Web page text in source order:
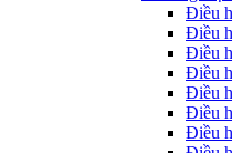
Điều
Điều
Điều
Điều
Điều
Điều
Điều